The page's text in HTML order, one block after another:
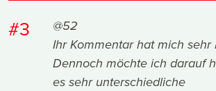
#3
@52
Ihr Kommentar hat mich sehr
Dennoch möchte ich darauf
es sehr unterschiedliche